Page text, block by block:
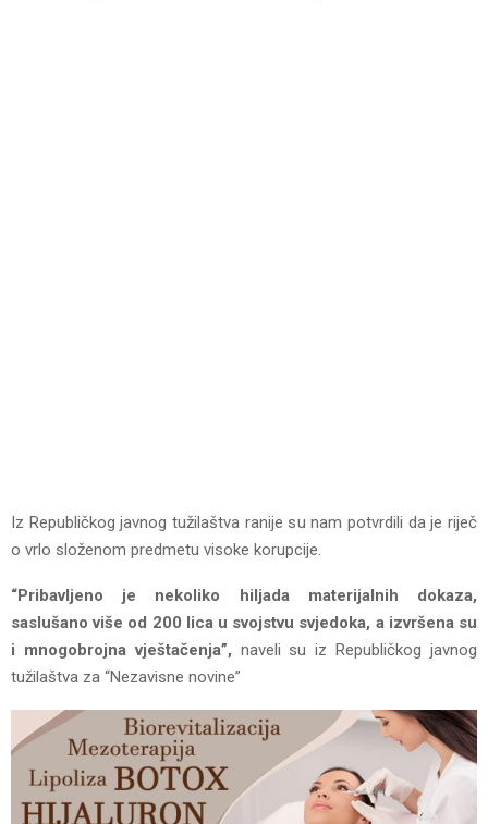
Iz Republičkog javnog tužilaštva ranije su nam potvrdili da je riječ
o vrlo složenom predmetu visoke korupcije.
“Pribavljeno je nekoliko hiljada materijalnih dokaza,
saslušano više od 200 lica u svojstvu svjedoka, a izvršena su
i mnogobrojna vještačenja”, naveli su iz Republičkog javnog
tužilaštva za “Nezavisne novine”